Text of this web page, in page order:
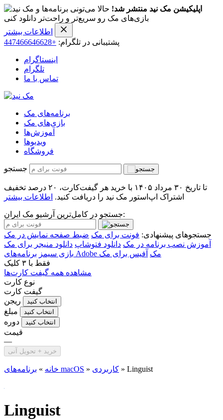
اپلیکیشن مک نید منتشر شد! حالا می‌تونی برنامه‌ها و
بازی‌های مک رو سریع‌تر و راحت‌تر دانلود کنی
اطلاعات بیشتر
پشتیبانی در تلگرام: +447466646628
اینستاگرام
تلگرام
تماس با ما
برنامه‌های مک
بازی‌های مک
آموزش‌ها
ویدیو‌ها
فروشگاه
جستجو
تا تاریخ ۳۰ مرداد ۱۴۰۵ با خرید هر گیفت‌کارت، ۲۰ درصد تخفیف
اشتراک اپ‌استور مک نید را دریافت کنید. اطلاعات بیشتر
جستجو در کامل‌ترین آرشیو مک ایران:
جستجوهای پیشنهادی: فونت برای مک ضبط صفحه نمایش در مک
آموزش نصب برنامه در مک دانلود فتوشاپ دانلود منیجر برای مک
بازی سیمز
برنامه‌های Adobe مک آفیس برای مک
فقط با ۳ کلیک
مشاهده همه گیفت کارت‌ها
نوع کارت
گیفت کارت
ریجن
انتخاب کنید
مبلغ انتخاب کنید
دوره انتخاب کنید
قیمت
—
خرید + تحویل آنی
خانه » برنامه‌های macOS » کاربردی » Linguist
Linguist